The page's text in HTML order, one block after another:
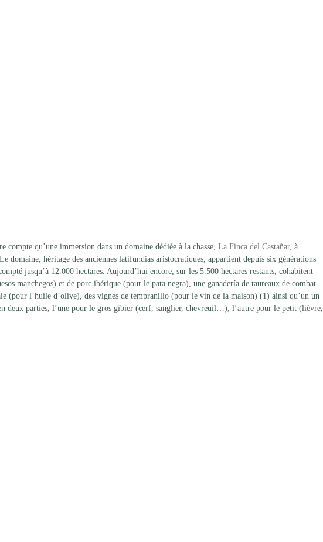
compte qu’une immersion dans un domaine dédiée à la chasse, La Finca del Castañar, à
domaine, héritage des anciennes latifundias aristocratiques, appartient depuis six générations
jusqu’à 12.000 hectares. Aujourd’hui encore, sur les 5.500 hectares restants, cohabitent
manchegos) et de porc ibérique (pour le pata negra), une ganadería de taureaux de combat
(pour l’huile d’olive), des vignes de tempranillo (pour le vin de la maison) (1) ainsi qu’un un
deux parties, l’une pour le gros gibier (cerf, sanglier, chevreuil…), l’autre pour le petit (lièvre,